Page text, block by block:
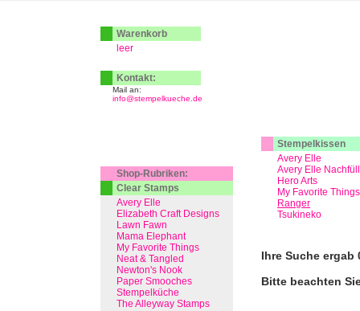
Stempelkissen
Avery Elle
Avery Elle
Hero Arts
My Favorite Things
Ranger
Tsukineko
Ihre Suche ergab
Bitte beachten
Warenkorb
leer
Kontakt:
Mail an:
info@stempelkueche.de
Shop-Rubriken:
Clear Stamps
Avery Elle
Elizabeth Craft Designs
Lawn Fawn
Mama Elephant
My Favorite Things
Neat & Tangled
Newton's Nook
Paper Smooches
Stempelküche
The Alleyway Stamps